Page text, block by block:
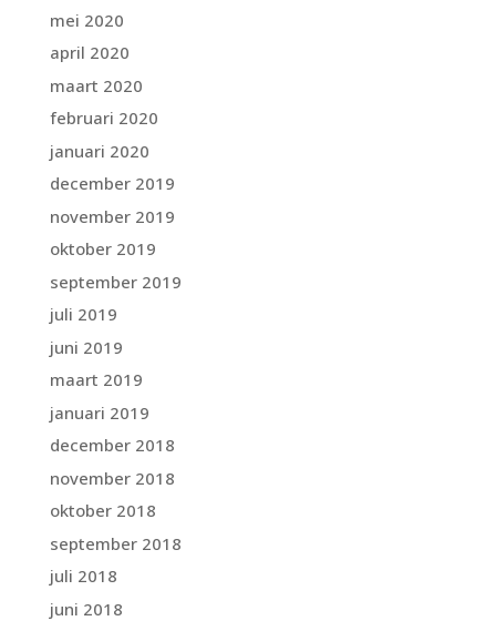
mei 2020
april 2020
maart 2020
februari 2020
januari 2020
december 2019
november 2019
oktober 2019
september 2019
juli 2019
juni 2019
maart 2019
januari 2019
december 2018
november 2018
oktober 2018
september 2018
juli 2018
juni 2018